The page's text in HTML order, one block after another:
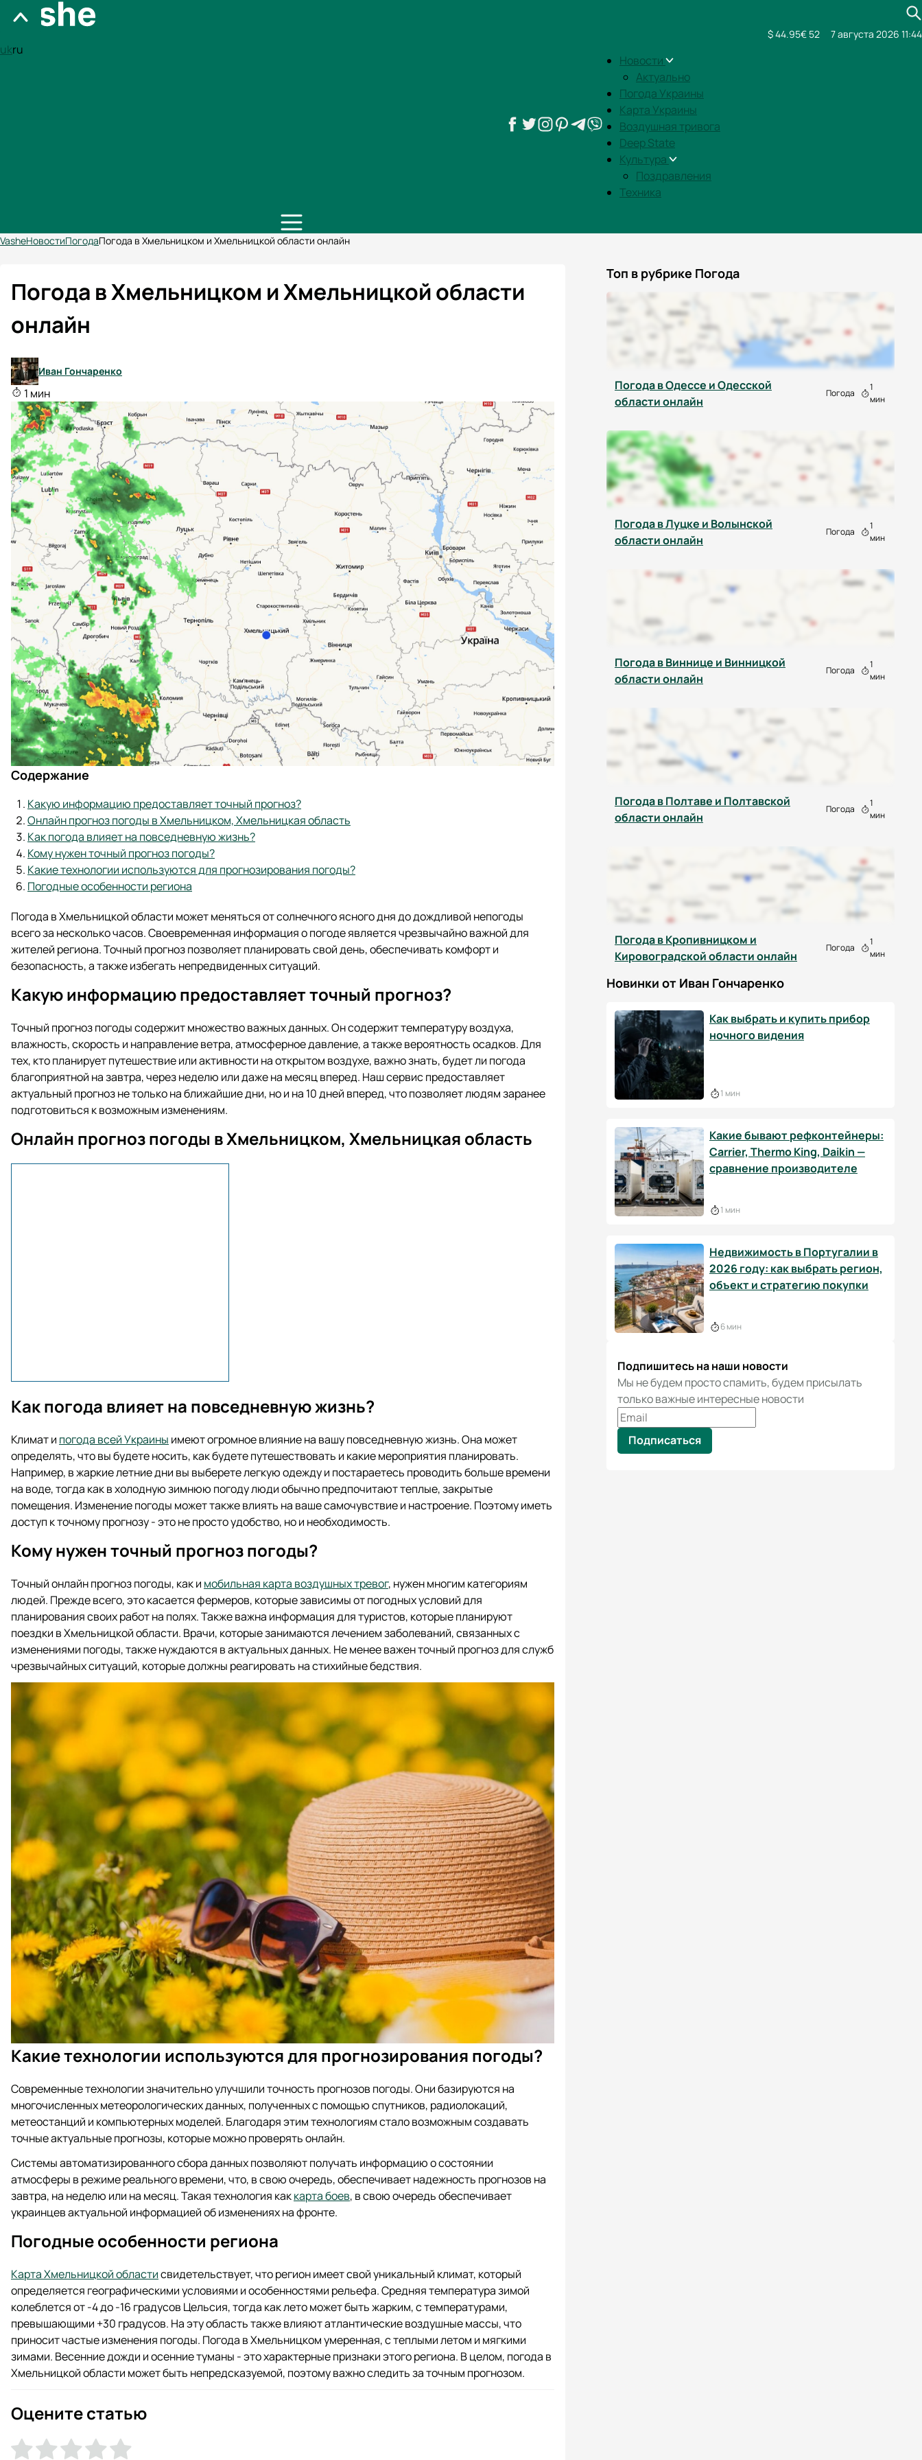
ukru
Новости
Актуально
Погода Украины
Карта Украины
Воздушная тривога
Deep State
Культура
Поздравления
Техника
$ 44.95€ 52 7 августа 2026 11:44
VasheНовостиПогодаПогода в Хмельницком и Хмельницкой области онлайн
Погода в Хмельницком и Хмельницкой области
онлайн
Иван Гончаренко
1 мин
Содержание
Какую информацию предоставляет точный прогноз?
Онлайн прогноз погоды в Хмельницком, Хмельницкая область
Как погода влияет на повседневную жизнь?
Кому нужен точный прогноз погоды?
Какие технологии используются для прогнозирования погоды?
Погодные особенности региона
Погода в Хмельницкой области может меняться от солнечного ясного дня до дождливой непогоды
всего за несколько часов. Своевременная информация о погоде является чрезвычайно важной для
жителей региона. Точный прогноз позволяет планировать свой день, обеспечивать комфорт и
безопасность, а также избегать непредвиденных ситуаций.
Какую информацию предоставляет точный прогноз?
Точный прогноз погоды содержит множество важных данных. Он содержит температуру воздуха,
влажность, скорость и направление ветра, атмосферное давление, а также вероятность осадков. Для
тех, кто планирует путешествие или активности на открытом воздухе, важно знать, будет ли погода
благоприятной на завтра, через неделю или даже на месяц вперед. Наш сервис предоставляет
актуальный прогноз не только на ближайшие дни, но и на 10 дней вперед, что позволяет людям заранее
подготовиться к возможным изменениям.
Онлайн прогноз погоды в Хмельницком, Хмельницкая область
Как погода влияет на повседневную жизнь?
Климат и погода всей Украины имеют огромное влияние на вашу повседневную жизнь. Она может
определять, что вы будете носить, как будете путешествовать и какие мероприятия планировать.
Например, в жаркие летние дни вы выберете легкую одежду и постараетесь проводить больше времени
на воде, тогда как в холодную зимнюю погоду люди обычно предпочитают теплые, закрытые
помещения. Изменение погоды может также влиять на ваше самочувствие и настроение. Поэтому иметь
доступ к точному прогнозу - это не просто удобство, но и необходимость.
Кому нужен точный прогноз погоды?
Точный онлайн прогноз погоды, как и мобильная карта воздушных тревог, нужен многим категориям
людей. Прежде всего, это касается фермеров, которые зависимы от погодных условий для
планирования своих работ на полях. Также важна информация для туристов, которые планируют
поездки в Хмельницкой области. Врачи, которые занимаются лечением заболеваний, связанных с
изменениями погоды, также нуждаются в актуальных данных. Не менее важен точный прогноз для служб
чрезвычайных ситуаций, которые должны реагировать на стихийные бедствия.
Какие технологии используются для прогнозирования погоды?
Современные технологии значительно улучшили точность прогнозов погоды. Они базируются на
многочисленных метеорологических данных, полученных с помощью спутников, радиолокаций,
метеостанций и компьютерных моделей. Благодаря этим технологиям стало возможным создавать
точные актуальные прогнозы, которые можно проверять онлайн.
Системы автоматизированного сбора данных позволяют получать информацию о состоянии
атмосферы в режиме реального времени, что, в свою очередь, обеспечивает надежность прогнозов на
завтра, на неделю или на месяц. Такая технология каккарта боев, в свою очередь обеспечивает
украинцев актуальной информацией об изменениях на фронте.
Погодные особенности региона
Карта Хмельницкой областисвидетельствует, что регион имеет свой уникальный климат, который
определяется географическими условиями и особенностями рельефа. Средняя температура зимой
колеблется от -4 до -16 градусов Цельсия, тогда как лето может быть жарким, с температурами,
превышающими +30 градусов. На эту область также влияют атлантические воздушные массы, что
приносит частые изменения погоды. Погода в Хмельницком умеренная, с теплыми летом и мягкими
зимами. Весенние дожди и осенние туманы - это характерные признаки этого региона. В целом, погода в
Хмельницкой области может быть непредсказуемой, поэтому важно следить за точным прогнозом.
Оцените статью
Топ в рубрике Погода
Погода в Одессе и Одесской
области онлайн
Погода
1
мин
Погода в Луцке и Волынской
области онлайн
Погода
1
мин
Погода в Виннице и Винницкой
области онлайн
Погода
1
мин
Погода в Полтаве и Полтавской
области онлайн
Погода
1
мин
Погода в Кропивницком и
Кировоградской области онлайн
Погода
1
мин
Новинки от Иван Гончаренко
Как выбрать и купить прибор
ночного видения
1 мин
Какие бывают рефконтейнеры:
Carrier, Thermo King, Daikin —
сравнение производителе
1 мин
Недвижимость в Португалии в
2026 году: как выбрать регион,
объект и стратегию покупки
6 мин
Подпишитесь на наши новости
Мы не будем просто спамить, будем присылать
только важные интересные новости
Подписаться